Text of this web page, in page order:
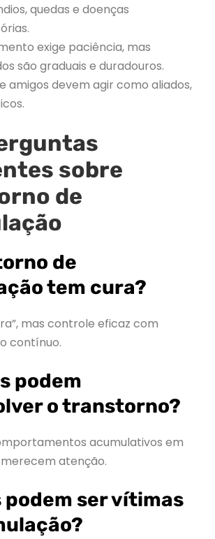
quedas e doenças
exige paciência, mas
são graduais e duradouros.
amigos devem agir como aliados,
sobre
de
de
tem cura?
mas controle eficaz com
contínuo.
podem
o transtorno?
acumulativos em
atenção.
podem ser vítimas